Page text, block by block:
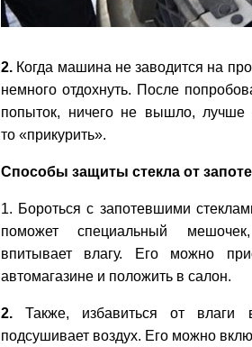
2. Когда машина не заводится на
немного отдохнуть. После
попыток, ничего не вышло, лучше
то «прикурить».
Способы защиты стекла от
1. Бороться с запотевшими
поможет специальный
впитывает влагу. Его можно
автомагазине и положить в салон.
2. Также, избавиться от влаги
подсушивает воздух. Его можно